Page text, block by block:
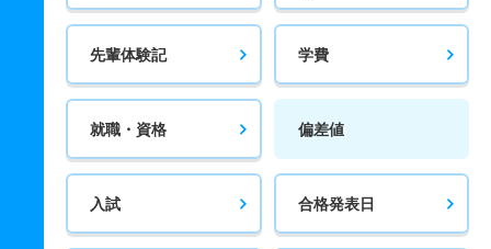
先輩体験記 学費
就職・資格 偏差値
入試 合格発表日